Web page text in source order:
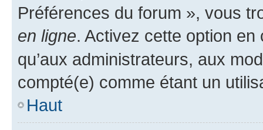
Préférences du forum », vous
en ligne. Activez cette option
qu’aux administrateurs, aux
compté(e) comme étant un
Haut